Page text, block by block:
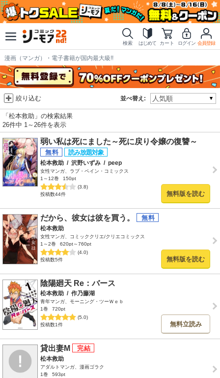
検索 はじめて カート ログイン 会員登録
漫画（マンガ）・電子書籍が国内最大級!!
並べ替え:
絞り込む
「松本救助」の検索結果
26件中 1～26件を表示
弱い私は死にました～死に戻り令嬢の復讐～
松本救助 / 沢野いずみ / peep
女性マンガ、ラブ・ペイン・コミックス
1～12巻
150pt
(3.8)
投稿数44件
無料版を読む
だから、彼女は彼を買う。
松本救助
女性マンガ、コミッククリエ/クリエコミックス
1～2巻
620pt～760pt
(4.0)
投稿数5件
無料版を読む
陰陽廻天 Re：バース
松本救助 / 作乃藤湖
青年マンガ、モーニング・ツーＷｅｂ
1巻
720pt
(5.0)
投稿数1件
無料立読み
貸出妻M
松本救助
アダルトマンガ、漫画ゴラク
1巻
593pt